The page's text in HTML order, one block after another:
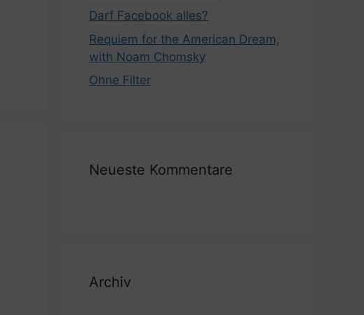
Darf Facebook alles?
Requiem for the American Dream,
with Noam Chomsky
Ohne Filter
Neueste Kommentare
Archiv